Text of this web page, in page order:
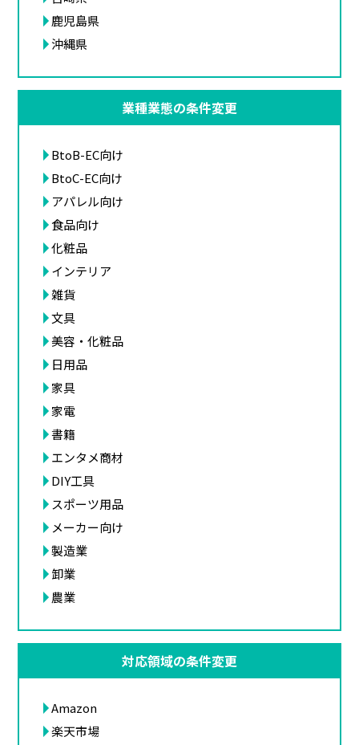
鹿児島県
沖縄県
業種業態の条件変更
BtoB-EC向け
BtoC-EC向け
アパレル向け
食品向け
化粧品
インテリア
雑貨
文具
美容・化粧品
日用品
家具
家電
書籍
エンタメ商材
DIY工具
スポーツ用品
メーカー向け
製造業
卸業
農業
対応領域の条件変更
Amazon
楽天市場